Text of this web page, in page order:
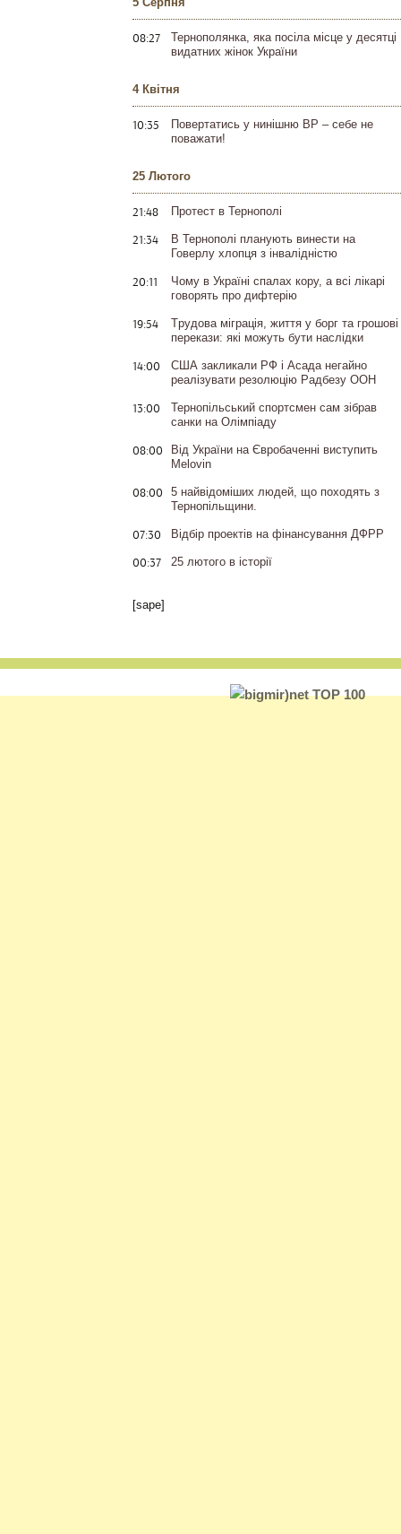
08:27
Тернополянка, яка посіла місце у десятці
видатних жінок України
4 Квітня
10:35
Повертатись у нинішню ВР – себе не
поважати!
25 Лютого
21:48 Протест в Тернополі
21:34
В Тернополі планують винести на
Говерлу хлопця з інвалідністю
20:11
Чому в Україні спалах кору, а всі лікарі
говорять про дифтерію
19:54
Tрудова міграція, життя у борг та грошові
перекази: які можуть бути наслідки
14:00
США закликали РФ і Асада негайно
реалізувати резолюцію Радбезу ООН
13:00
Тернопільський спортсмен сам зібрав
санки на Олімпіаду
08:00
Від України на Євробаченні виступить
Melovin
08:00
5 найвідоміших людей, що походять з
Тернопільщини.
07:30 Відбір проектів на фінансування ДФРР
00:37 25 лютого в історії
[sape]